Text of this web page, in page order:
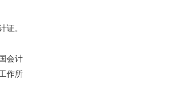
证。
会计
作所